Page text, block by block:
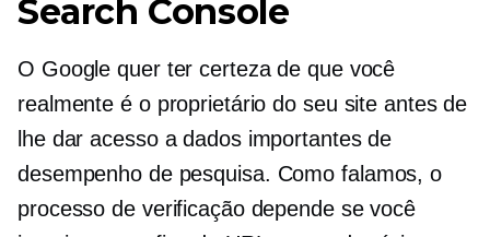
Search Console
O Google quer ter certeza de que você
realmente é o proprietário do seu site antes de
lhe dar acesso a dados importantes de
desempenho de pesquisa. Como falamos, o
processo de verificação depende se você